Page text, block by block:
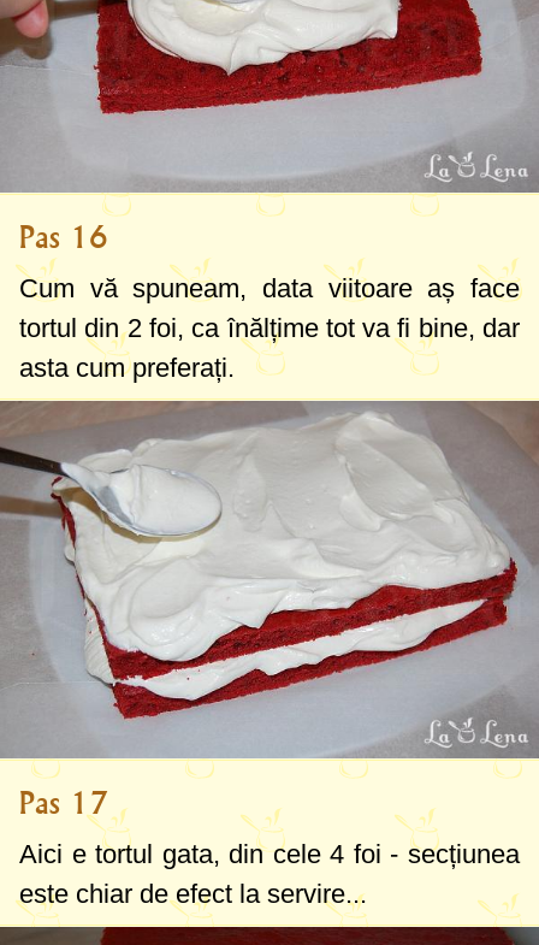
Pas 16
Cum vă spuneam, data viitoare aș face
tortul din 2 foi, ca înălțime tot va fi bine, dar
asta cum preferați.
Pas 17
Aici e tortul gata, din cele 4 foi - secțiunea
este chiar de efect la servire...